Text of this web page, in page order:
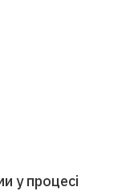
у процесі